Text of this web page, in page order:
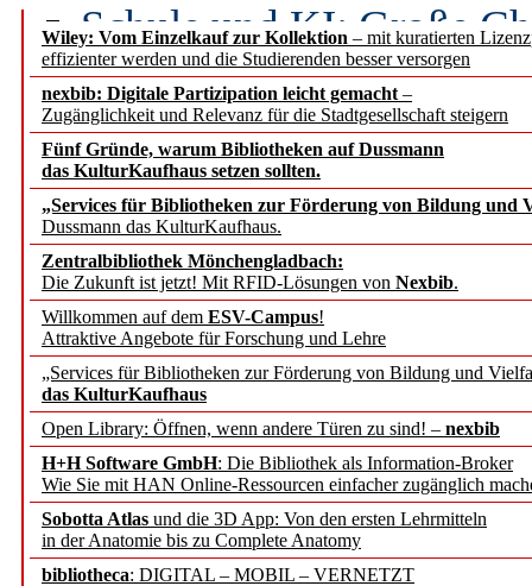
Wiley: Vom Einzelkauf zur Kollektion – mit kuratierten
effizienter werden und die Studierenden besser versorgen
nexbib: Digitale Partizipation leicht gemacht –
Zugänglichkeit und Relevanz für die Stadtgesellschaft steigern
Fünf Gründe, warum Bibliotheken auf Dussmann
das KulturKaufhaus setzen sollten.
„Services für Bibliotheken zur Förderung von Bildung und
Dussmann das KulturKaufhaus.
Zentralbibliothek Mönchengladbach:
Die Zukunft ist jetzt! Mit RFID-Lösungen von Nexbib.
Willkommen auf dem ESV-Campus!
Attraktive Angebote für Forschung und Lehre
„Services für Bibliotheken zur Förderung von Bildung und
das KulturKaufhaus
Open Library: Öffnen, wenn andere Türen zu sind! – nexbib
H+H Software GmbH: Die Bibliothek als Information-Broker
Wie Sie mit HAN Online-Ressourcen einfacher zugänglich
Sobotta Atlas und die 3D App: Von den ersten Lehrmitteln
in der Anatomie bis zu Complete Anatomy
bibliotheca: DIGITAL – MOBIL – VERNETZT
Schule und KI: Große
Voraussetzungen
Erfolgreiches erstes
Segment Research –
angepasst
konstruktiv!
Mohr Siebeck
und die Zeitschrift für
Francke Attempto
EBSCO Information